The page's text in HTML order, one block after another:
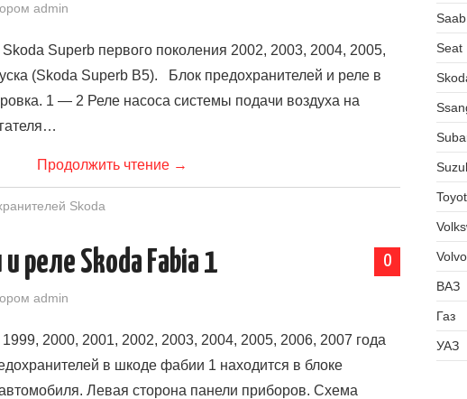
admin
Superb первого поколения 2002, 2003, 2004, 2005,
(Skoda Superb B5). Блок предохранителей и реле в
1 — 2 Реле насоса системы подачи воздуха на
Продолжить чтение →
Skoda
0
реле Skoda Fabia 1
admin
2000, 2001, 2002, 2003, 2004, 2005, 2006, 2007 года
в шкоде фабии 1 находится в блоке
Левая сторона панели приборов. Схема
Saab
Seat
Volvo
ВАЗ
Газ
УАЗ